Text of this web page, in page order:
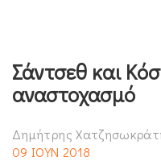
Σάντσεθ και
αναστοχασμό
Δημήτρης
09 ΙΟΥΝ 2018